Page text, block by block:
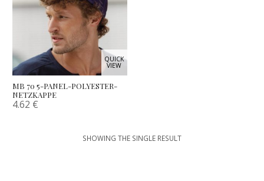
QUICK
VIEW
MB 70 5-PANEL-POLYESTER-
NETZKAPPE
4.62 €
SHOWING THE SINGLE RESULT